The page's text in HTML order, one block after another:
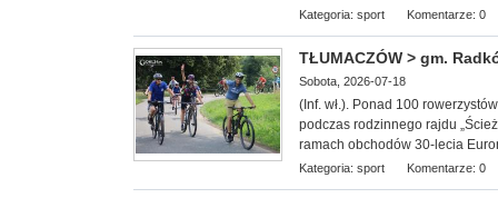
Kategoria: sport Komentarze: 0
TŁUMACZÓW > gm.
Sobota, 2026-07-18
(Inf. wł.). Ponad 100
podczas rodzinnego rajdu
ramach obchodów 30-lecia
Kategoria: sport Komentarze: 0